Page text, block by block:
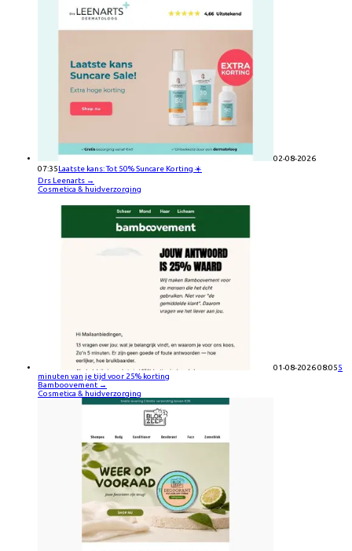
02-08-2026
07:35Laatste kans: Tot 50% Suncare Korting ☀️
Drs Leenarts →
Cosmetica & huidverzorging
01-08-2026 08:055
minuten van je tijd voor 25% korting
Bamboovement →
Cosmetica & huidverzorging